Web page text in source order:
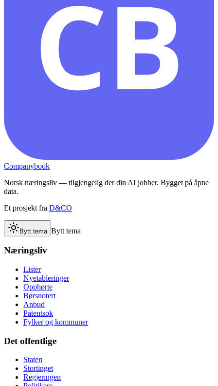
CB
Companybook
Norsk næringsliv — tilgjengelig der din AI jobber. Bygget på åpne
data.
Et prosjekt fra D&CO
Bytt tema Bytt tema
Næringsliv
Lister
Nyetableringer
Opphørte
Børsnotert
Anbud
Patentsok
Fylker og kommuner
Det offentlige
Staten
Stortinget
Regjeringen